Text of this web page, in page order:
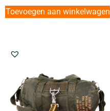
Toevoegen aan winkelwagen